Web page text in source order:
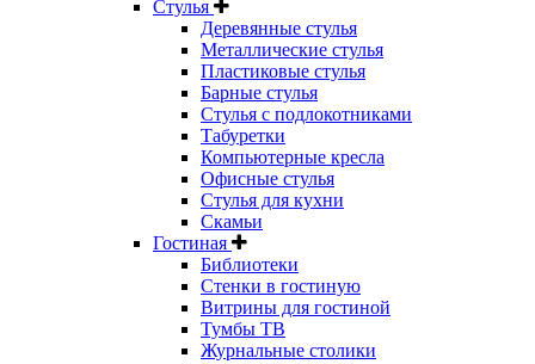
Стулья
Деревянные стулья
Металлические стулья
Пластиковые стулья
Барные стулья
Стулья с подлокотниками
Табуретки
Компьютерные кресла
Офисные стулья
Стулья для кухни
Скамьи
Гостиная
Библиотеки
Стенки в гостиную
Витрины для гостиной
Тумбы ТВ
Журнальные столики